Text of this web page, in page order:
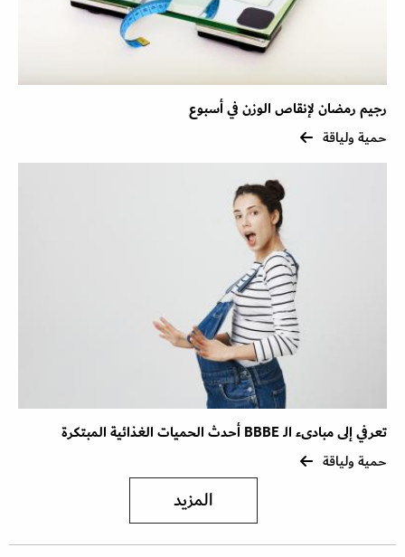
رجيم رمضان لإنقاص الوزن في أسبوع
حمية ولياقة
تعرفي إلى مبادىء الـ BBBE أحدث الحميات الغذائية المبتكرة
حمية ولياقة
المزيد